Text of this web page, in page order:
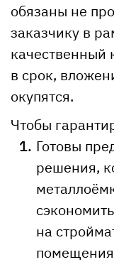
обязаны не
заказчику в
качественный
в срок,
окупятся.
Чтобы
Готовы
решения,
на
помещения